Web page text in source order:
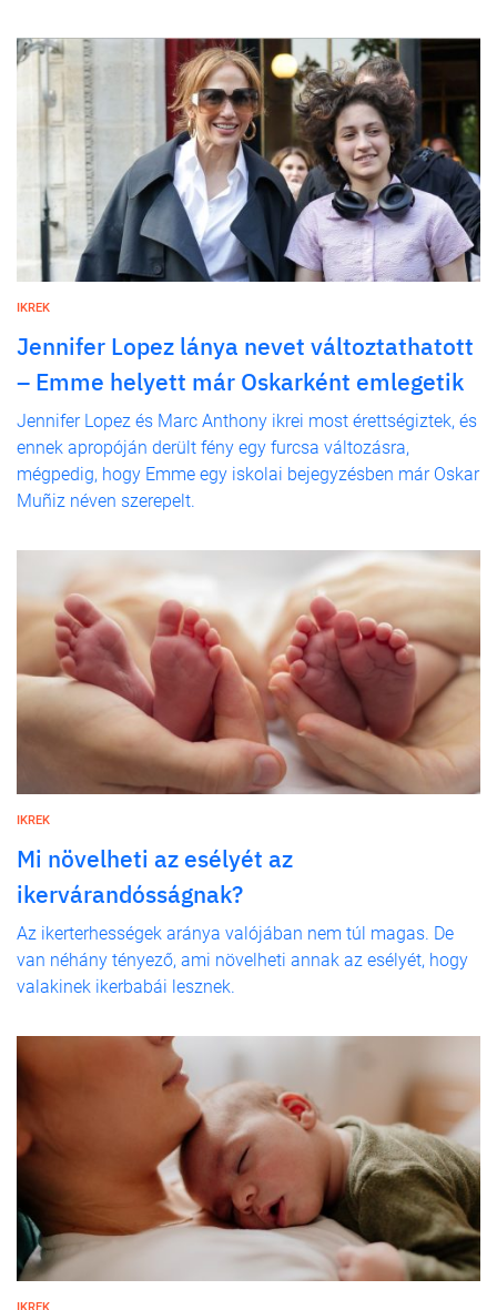
IKREK
Jennifer Lopez lánya nevet változtathatott
– Emme helyett már Oskarként emlegetik
Jennifer Lopez és Marc Anthony ikrei most érettségiztek, és
ennek apropóján derült fény egy furcsa változásra,
mégpedig, hogy Emme egy iskolai bejegyzésben már Oskar
Muñiz néven szerepelt.
IKREK
Mi növelheti az esélyét az
ikervárandósságnak?
Az ikerterhességek aránya valójában nem túl magas. De
van néhány tényező, ami növelheti annak az esélyét, hogy
valakinek ikerbabái lesznek.
IKREK